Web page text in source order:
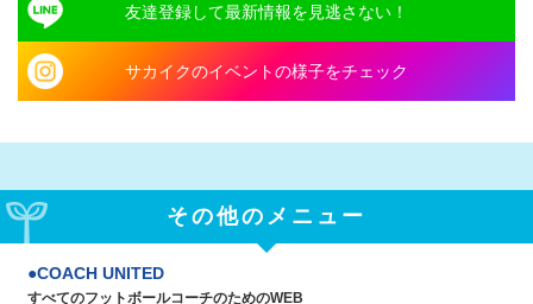
友達登録して最新情報を見逃さない！
サカイクのイベントの様子をチェック
その他のメニュー
COACH UNITED
すべてのフットボールコーチのためのWEB